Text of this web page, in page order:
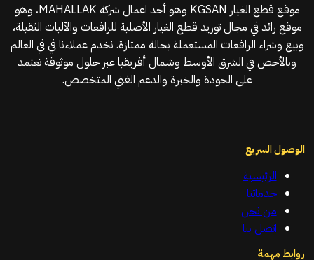
موقع قطع الغيار KGSAN وهو أحد اعمال شركة MAHALLAK، وهو
موقع رائد في مجال توريد قطع الغيار الأصلية للرافعات والآليات الثقيلة،
وبيع وشراء الرافعات المستعملة بحالة ممتازة. نخدم عملاءنا في في العالم
وبالأخص في الشرق الأوسط وشمال أفريقيا عبر حلول موثوقة تعتمد
على الجودة والخبرة والدعم الفني المتخصص.
الوصول السريع
الرئيسية
خدماتنا
من نحن
اتصل بنا
روابط مهمة